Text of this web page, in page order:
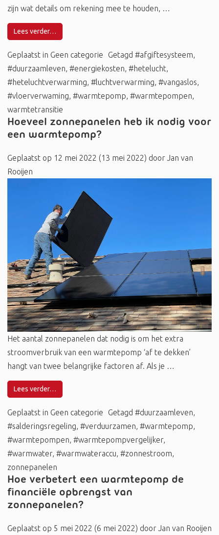
zijn wat details om rekening mee te houden, …
Lees verder…
Geplaatst in Geen categorie Getagd #afgiftesysteem,
#duurzaamleven, #energiekosten, #hetelucht,
#heteluchtverwarming, #luchtverwarming, #vangaslos,
#vloerverwaming, #warmtepomp, #warmtepompen,
warmtetransitie
Hoeveel zonnepanelen heb ik nodig voor
een warmtepomp?
Geplaatst op 12 mei 2022 (13 mei 2022) door Jan van
Rooijen
Het aantal zonnepanelen dat nodig is om het extra
stroomverbruik van een warmtepomp ‘af te dekken’
hangt van twee belangrijke factoren af. Als je …
Lees verder…
Geplaatst in Geen categorie Getagd #duurzaamleven,
#salderingsregeling, #verduurzamen, #warmtepomp,
#warmtepompen, #warmtepompvergelijker,
#warmwater, #warmwateraccu, #zonnestroom,
zonnepanelen
Hoe verbetert een warmtepomp de
financiële opbrengst van
zonnepanelen?
Geplaatst op 5 mei 2022 (6 mei 2022) door Jan van Rooijen